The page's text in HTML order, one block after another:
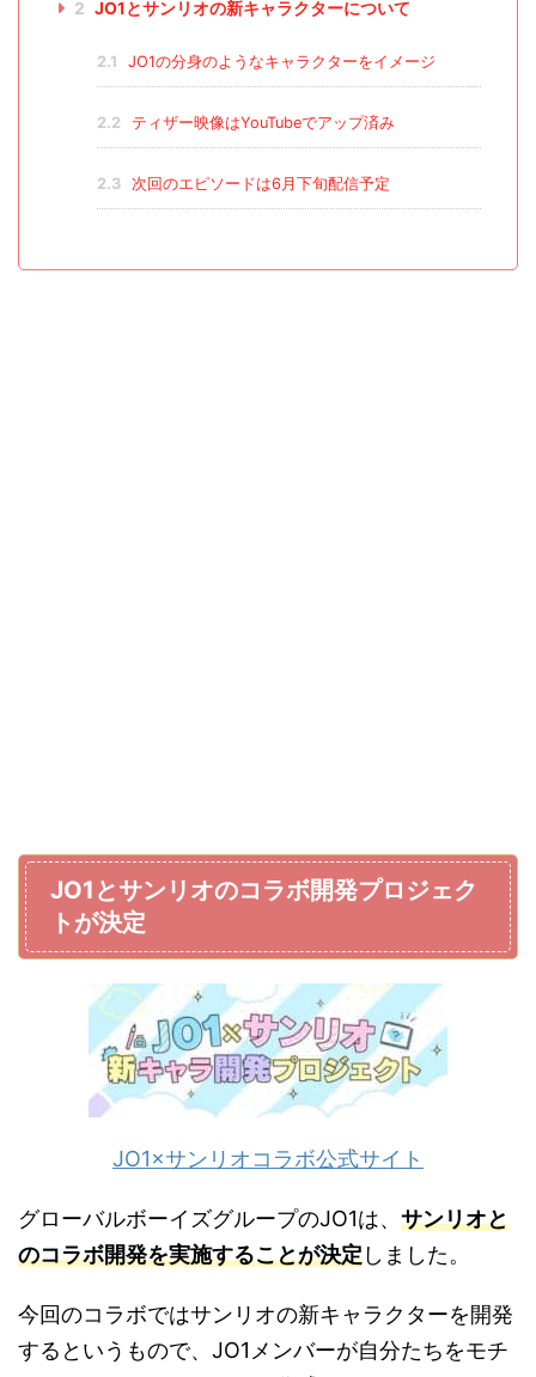
2 JO1とサンリオの新キャラクターについて
2.1 JO1の分身のようなキャラクターをイメージ
2.2 ティザー映像はYouTubeでアップ済み
2.3 次回のエピソードは6月下旬配信予定
JO1とサンリオのコラボ開発プロジェク
トが決定
JO1×サンリオコラボ公式サイト
グローバルボーイズグループのJO1は、 サンリオと
のコラボ開発を実施することが決定しました。
今回のコラボではサンリオの新キャラクターを開発
するというもので、JO1メンバーが自分たちをモチ